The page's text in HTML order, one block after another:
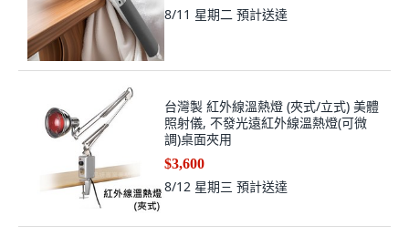
8/11 星期二 預計送達
台灣製 紅外線溫熱燈 (夾式/立式) 美體
照射儀, 不發光遠紅外線溫熱燈(可微
調)桌面夾用
$3,600
8/12 星期三 預計送達